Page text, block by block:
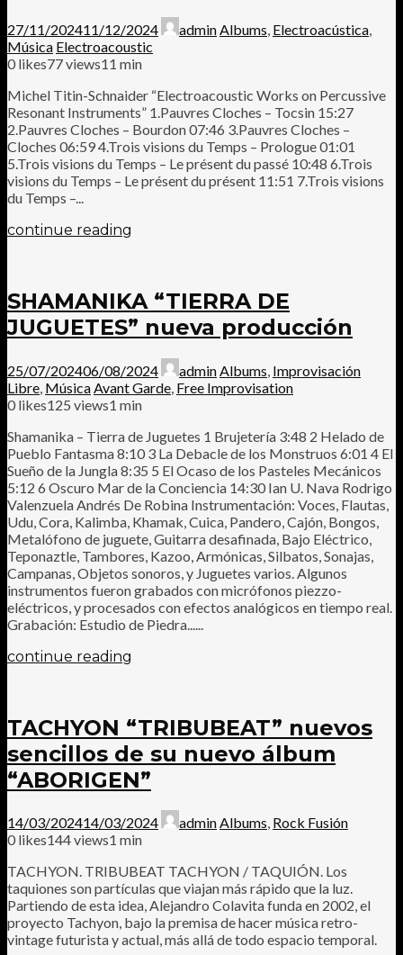
27/11/202411/12/2024 adminAlbums, Electroacústica,
Música Electroacoustic
0 likes77 views11 min
Michel Titin-Schnaider “Electroacoustic Works on Percussive
Resonant Instruments” 1.Pauvres Cloches – Tocsin 15:27
2.Pauvres Cloches – Bourdon 07:46 3.Pauvres Cloches –
Cloches 06:59 4.Trois visions du Temps – Prologue 01:01
5.Trois visions du Temps – Le présent du passé 10:48 6.Trois
visions du Temps – Le présent du présent 11:51 7.Trois visions
du Temps –...
continue reading
SHAMANIKA “TIERRA DE
JUGUETES” nueva producción
25/07/202406/08/2024 admin Albums Improvisación
Libre Música Avant Garde Free Improvisation
0 likes125 views1 min
Shamanika – Tierra de Juguetes 1 Brujetería 3:48 2 Helado de
Pueblo Fantasma 8:10 3 La Debacle de los Monstruos 6:01 4 El
Sueño de la Jungla 8:35 5 El Ocaso de los Pasteles Mecánicos
5:12 6 Oscuro Mar de la Conciencia 14:30 Ian U. Nava Rodrigo
Valenzuela Andrés De Robina Instrumentación: Voces, Flautas,
Udu, Cora, Kalimba, Khamak, Cuica, Pandero, Cajón, Bongos,
Metalófono de juguete, Guitarra desafinada, Bajo Eléctrico,
Teponaztle, Tambores, Kazoo, Armónicas, Silbatos, Sonajas,
Campanas, Objetos sonoros, y Juguetes varios. Algunos
instrumentos fueron grabados con micrófonos piezzo-
eléctricos, y procesados con efectos analógicos en tiempo real.
Grabación: Estudio de Piedra......
continue reading
TACHYON “TRIBUBEAT” nuevos
sencillos de su nuevo álbum
“ABORIGEN”
14/03/202414/03/2024 adminAlbums, Rock Fusión
0 likes144 views1 min
TACHYON. TRIBUBEAT TACHYON / TAQUIÓN. Los
taquiones son partículas que viajan más rápido que la luz.
Partiendo de esta idea, Alejandro Colavita funda en 2002, el
proyecto Tachyon, bajo la premisa de hacer música retro-
vintage futurista y actual, más allá de todo espacio temporal.